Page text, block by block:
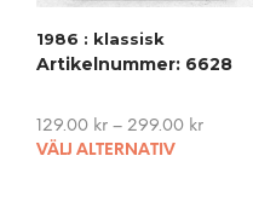
1986 : klassisk
Artikelnummer: 6628
129.00 kr – 299.00 kr
VÄLJ ALTERNATIV